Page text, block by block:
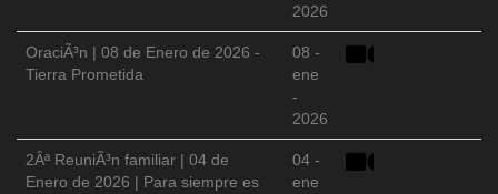
2026
OraciÃ³n | 08 de Enero de 2026 -
Tierra Prometida
08 -
ene
-
2026
2Âª ReuniÃ³n familiar | 04 de
Enero de 2026 | Para siempre es
04 -
ene